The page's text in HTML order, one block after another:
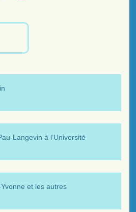
Langevin à l’Université
et les autres